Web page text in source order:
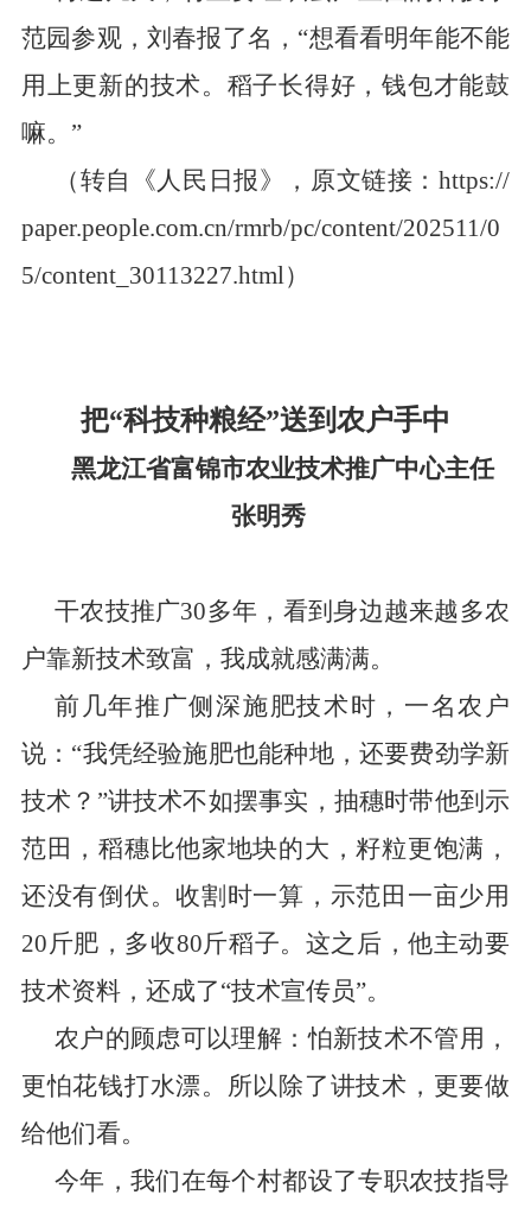
范园参观，刘春报了名， “想看看明年能不能
用上更新的技术。稻子长得好，钱包才能鼓
嘛。 ”
（转自《人民日报》， 原文链接：https://
paper.people.com.cn/rmrb/pc/content/202511/0
5/content_30113227.html）
把“科技种粮经”送到农户手中
黑龙江省富锦市农业技术推广中心主任
张明秀
干农技推广30多年，看到身边越来越多农
户靠新技术致富，我成就感满满。
前几年推广侧深施肥技术时，一名农户
说： “我凭经验施肥也能种地，还要费劲学新
技术？ ”讲技术不如摆事实，抽穗时带他到示
范田，稻穗比他家地块的大，籽粒更饱满，
还没有倒伏。收割时一算，示范田一亩少用
20斤肥，多收80斤稻子。这之后，他主动要
技术资料，还成了“技术宣传员”。
农户的顾虑可以理解：怕新技术不管用，
更怕花钱打水漂。所以除了讲技术，更要做
给他们看。
今年，我们在每个村都设了专职农技指导